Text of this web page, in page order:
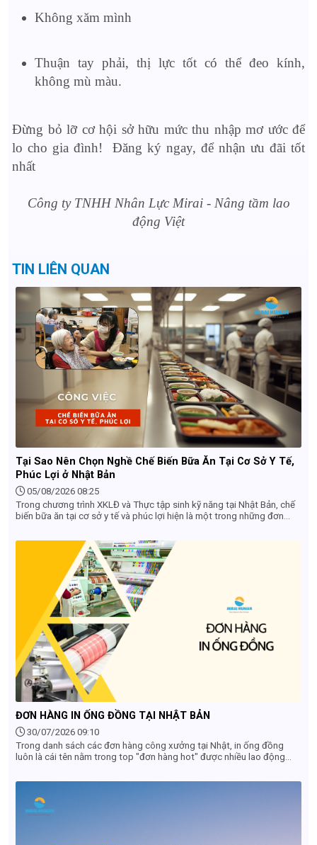
Không xăm mình
Thuận tay phải, thị lực tốt có thể đeo kính,
không mù màu.
Đừng bỏ lỡ cơ hội sở hữu mức thu nhập mơ ước để
lo cho gia đình! Đăng ký ngay, để nhận ưu đãi tốt
nhất
Công ty TNHH Nhân Lực Mirai - Nâng tầm lao
động Việt
TIN LIÊN QUAN
Tại Sao Nên Chọn Nghề Chế Biến Bữa Ăn Tại Cơ Sở Y Tế,
Phúc Lợi ở Nhật Bản
05/08/2026 08:25
Trong chương trình XKLĐ và Thực tập sinh kỹ năng tại Nhật Bản, chế
biến bữa ăn tại cơ sở y tế và phúc lợi hiện là một trong những đơn
thu nhập ổn định và nhiều ưu thế vượt trội.
ĐƠN HÀNG IN ỐNG ĐỒNG TẠI NHẬT BẢN
30/07/2026 09:10
Trong danh sách các đơn hàng công xưởng tại Nhật, in ống đồng
luôn là cái tên nằm trong top "đơn hàng hot" được nhiều lao động
độc hại không? Có vất vả không và mức lương thực nhận là bao
tế công việc in ống đồng tại Nhật Bản giúp bạn đưa ra quyết định
đúng đắn nhất.